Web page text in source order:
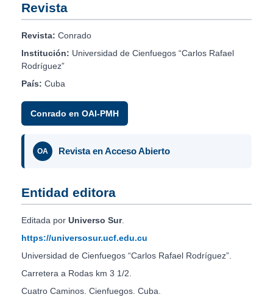
Revista
Revista: Conrado
Institución: Universidad de Cienfuegos “Carlos Rafael
Rodríguez”
País: Cuba
Conrado en OAI-PMH
OA Revista en Acceso Abierto
Entidad editora
Editada por Universo Sur.
https://universosur.ucf.edu.cu
Universidad de Cienfuegos “Carlos Rafael Rodríguez”.
Carretera a Rodas km 3 1/2.
Cuatro Caminos. Cienfuegos. Cuba.